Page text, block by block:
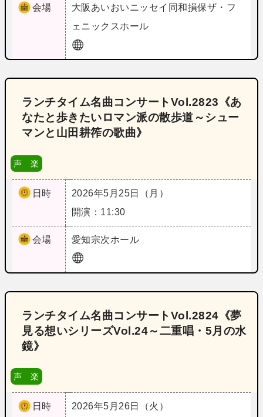
会場 大阪 あいおいニッセイ同和損保ザ・フ
ェニックスホール
ランチタイム名曲コンサートVol.2823《あ
なたと歩きたいロマン派の散歩道～シュー
マンと山田耕筰の歌曲》
声 楽
日時
2026年5月25日（月）
開演：11:30
会場 愛知宗次ホール
ランチタイム名曲コンサートVol.2824《夢
見る想いシリーズVol.24～二重唱・5月の水
鏡》
声 楽
日時
2026年5月26日（火）